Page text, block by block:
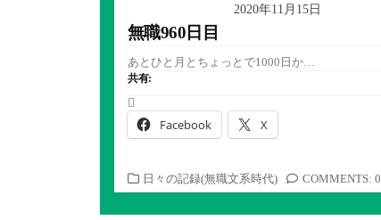
2020年11月15日
無職960日目
あとひと月とちょっとで1000日か…
共有:
Facebook X
カ
テ
ゴ
日々の記録(無職文系時代) COMMENTS: 0